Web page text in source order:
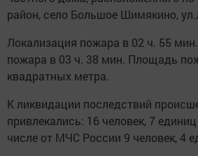
район, село Большое Шимякино,
Локализация пожара в 02 ч. 55
пожара в 03 ч. 38 мин. Площадь
квадратных метра.
К ликвидации последствий
привлекались: 16 человек, 7
числе от МЧС России 9 человек, 4